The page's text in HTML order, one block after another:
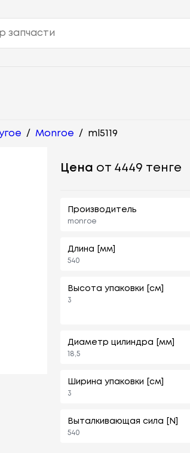
/ Monroe / ml5119
Цена от 4449 тенге
Производитель
monroe
Длина [мм]
540
Высота упаковки [см]
3
Диаметр цилиндра [мм]
18,5
Ширина упаковки [см]
3
Выталкивающая сила [N]
540